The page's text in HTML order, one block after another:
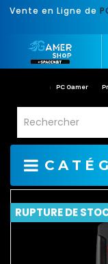
Vente en Ligne de
PC Gamer
RUPTURE DE